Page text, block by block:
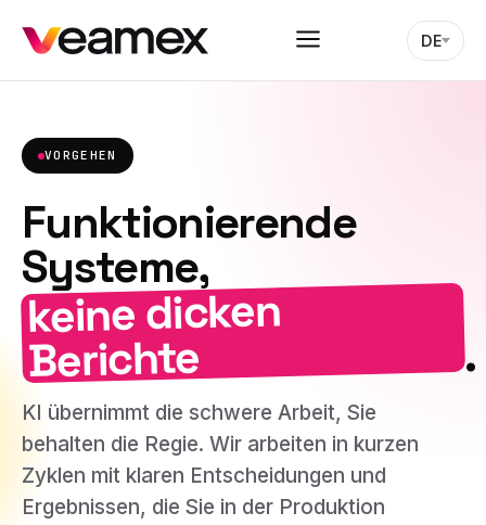
DE
VORGEHEN
Funktionierende
Systeme,
keine dicken
Berichte .
KI übernimmt die schwere Arbeit, Sie
behalten die Regie. Wir arbeiten in kurzen
Zyklen mit klaren Entscheidungen und
Ergebnissen, die Sie in der Produktion